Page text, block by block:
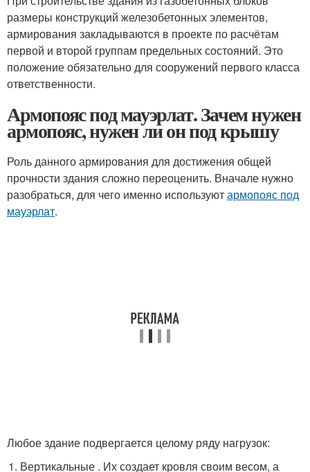
размеры конструкций железобетонных элементов,
армирования закладываются в проекте по расчётам
первой и второй группам предельных состояний. Это
положение обязательно для сооружений первого класса
ответственности.
Армопояс под мауэрлат. Зачем нужен
армопояс, нужен ли он под крышу
Роль данного армирования для достижения общей
прочности здания сложно переоценить. Вначале нужно
разобраться, для чего именно используютармопояс под
мауэрлат.
Любое здание подвергается целому ряду нагрузок:
Вертикальные . Их создает кровля своим весом, а